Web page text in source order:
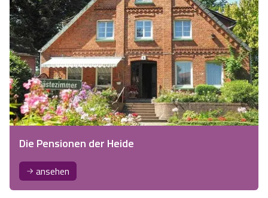
Die Pensionen der Heide
ansehen